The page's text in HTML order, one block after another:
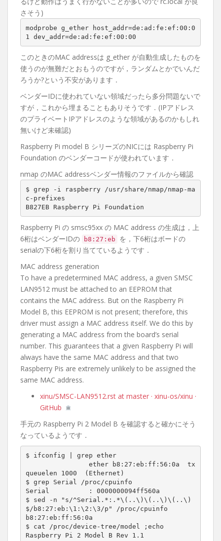
さそう)
modprobe g_ether host_addr=de:ad:fe:ef:00:0
1 dev_addr=de:ad:fe:ef:00:00
このときのMAC addressは g_ether が自動生成したものを
使うのが無難だとおもうのですが，ランダムとかでいんだ
ろうか?という不安があります．
ベンダーIDに使われていない領域だったら多分問題ないで
すが，これから埋まることもありそうです．(IPアドレス
のプライベートIPアドレスのような領域があるのかもしれ
無いけど未確認)
Raspberry Pi model B シリーズのNICには Raspberry Pi
Foundation のベンダーコードが使われています．
nmap のMAC addressベンダー情報のファイルから確認
$ grep -i raspberry /usr/share/nmap/nmap-ma
c-prefixes
B827EB Raspberry Pi Foundation
Raspberry Pi の smsc95xx の MAC address の生成は，上
6桁はベンダーIDの
b8:27:eb
を，下6桁はボードの
serialの下6桁を割り当てているようです．
MAC address generation
To have a predetermined MAC address, a given SMSC
LAN9512 must be attached to an EEPROM that
contains the MAC address. But on the Raspberry Pi
Model B, this EEPROM is not present; therefore, this
driver must assign a MAC address itself. We do this by
generating a MAC address from the board’s serial
number. This guarantees that a given Raspberry Pi will
always have the same MAC address and that two
Raspberry Pis are extremely unlikely to be assigned the
same MAC address.
xinu/SMSC-LAN9512.rst at master · xinu-os/xinu ·
GitHub
手元の Raspberry Pi 2 Model B を確認すると確かにそう
なっているようです．
$ ifconfig | grep ether
queuelen 1000  (Ethernet)
$ grep Serial /proc/cpuinfo
Serial          : 0000000094ff560a
$ sed -n "s/^Serial.*:.*\(..\)\(..\)\(..\)
$/b8:27:eb:\1:\2:\3/p" /proc/cpuinfo
b8:27:eb:ff:56:0a
$ cat /proc/device-tree/model ;echo
Raspberry Pi 2 Model B Rev 1.1